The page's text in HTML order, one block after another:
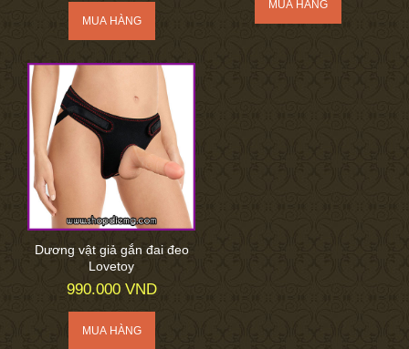
Dương vật giả gắn đai đeo
Lovetoy
990.000 VND